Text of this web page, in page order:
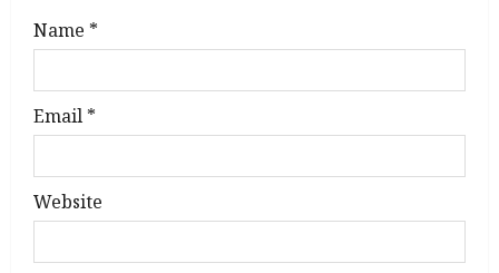
Name *
Email *
Website